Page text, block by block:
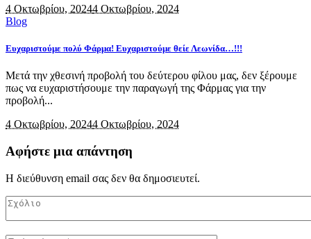
4 Οκτωβρίου, 20244 Οκτωβρίου, 2024
Blog
Ευχαριστούμε πολύ Φάρμα! Ευχαριστούμε θείε Λεωνίδα…!!!
Μετά την χθεσινή προβολή του δεύτερου φίλου μας, δεν ξέρουμε
πως να ευχαριστήσουμε την παραγωγή της Φάρμας για την
προβολή...
4 Οκτωβρίου, 20244 Οκτωβρίου, 2024
Αφήστε μια απάντηση
Η διεύθυνση email σας δεν θα δημοσιευτεί.